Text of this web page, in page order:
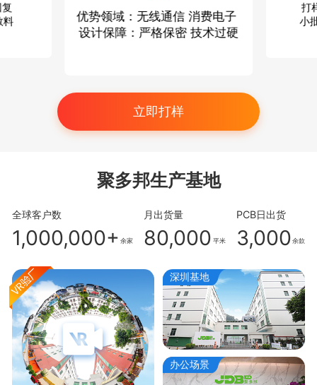
料 优势领域：无线通信 消费电子
设计保障：严格保密 技术过硬
打
小
立即打样
聚多邦生产基地
全球客户数
1,000,000+ 余家
月出货量
80,000 平米
PCB日出货
3,000 余款
深圳基地
办公场景